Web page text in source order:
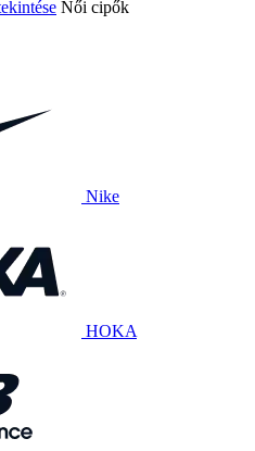
Női cipők
Nike
HOKA